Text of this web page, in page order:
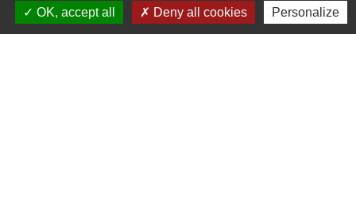
OK, accept all
Deny all cookies Personalize